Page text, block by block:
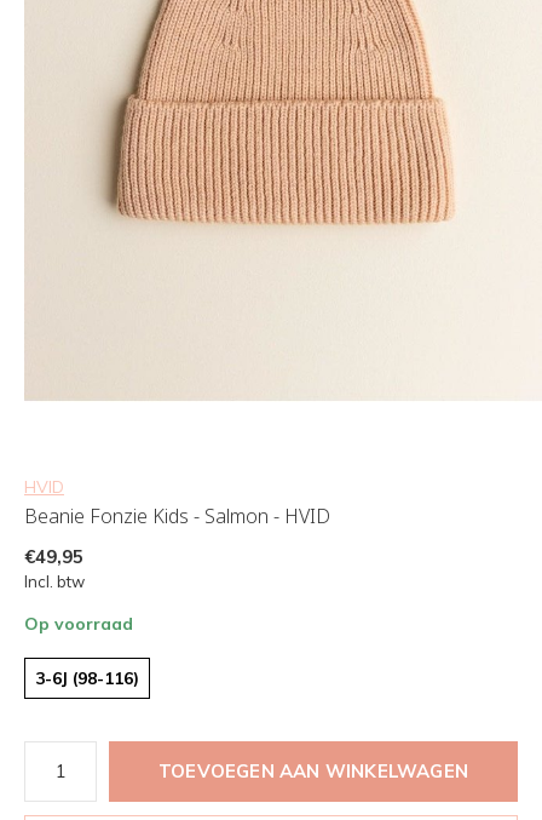
HVID
Beanie Fonzie Kids - Salmon - HVID
€49,95
Incl. btw
Op voorraad
3-6J (98-116)
TOEVOEGEN AAN WINKELWAGEN